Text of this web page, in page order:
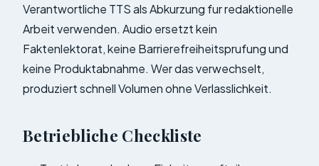
Verantwortliche TTS als Abkurzung fur redaktionelle
Arbeit verwenden. Audio ersetzt kein
Faktenlektorat, keine Barrierefreiheitsprufung und
keine Produktabnahme. Wer das verwechselt,
produziert schnell Volumen ohne Verlasslichkeit.
Betriebliche Checkliste